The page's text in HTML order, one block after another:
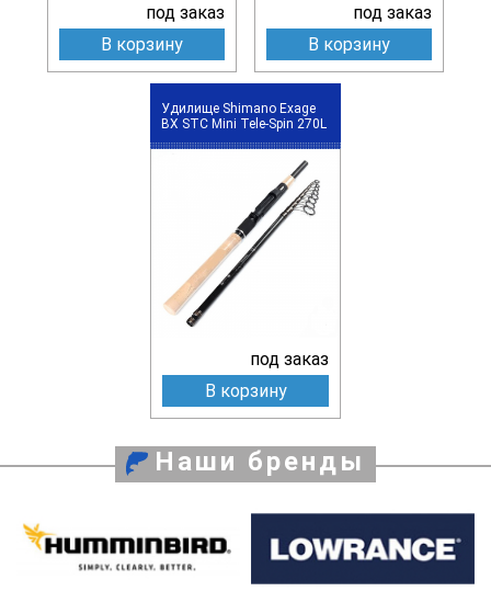
под заказ
В корзину
под заказ
В корзину
Удилище Shimano Exage
BX STC Mini Tele-Spin 270L
под заказ
В корзину
Наши бренды